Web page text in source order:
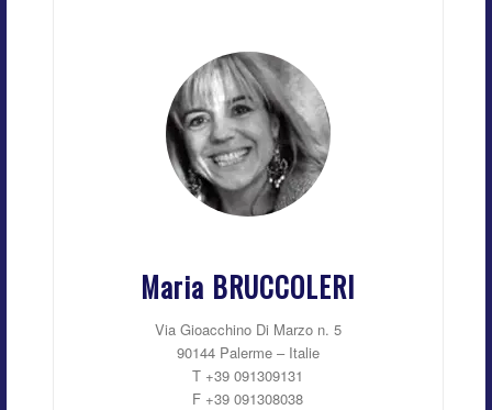
Maria BRUCCOLERI
Via Gioacchino Di Marzo n. 5
90144 Palerme – Italie
T +39 091309131
F +39 091308038